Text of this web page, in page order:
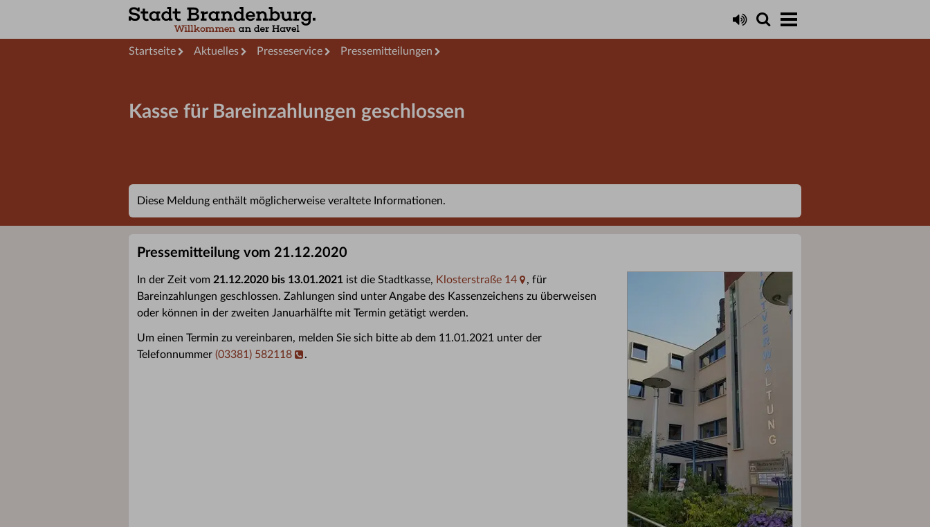
Startseite Aktuelles Presseservice Pressemitteilungen
Kasse für Bareinzahlungen geschlossen
Diese Meldung enthält möglicherweise veraltete Informationen.
Pressemitteilung vom 21.12.2020
In der Zeit vom 21.12.2020 bis 13.01.2021 ist die Stadtkasse, Klosterstraße 14
, für
Bareinzahlungen geschlossen. Zahlungen sind unter Angabe des Kassenzeichens zu überweisen
oder können in der zweiten Januarhälfte mit Termin getätigt werden.
Um einen Termin zu vereinbaren, melden Sie sich bitte ab dem 11.01.2021 unter der
Telefonnummer (03381) 582118 .